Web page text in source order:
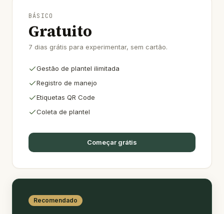
BÁSICO
Gratuito
7 dias grátis para experimentar, sem cartão.
Gestão de plantel ilimitada
Registro de manejo
Etiquetas QR Code
Coleta de plantel
Começar grátis
Recomendado